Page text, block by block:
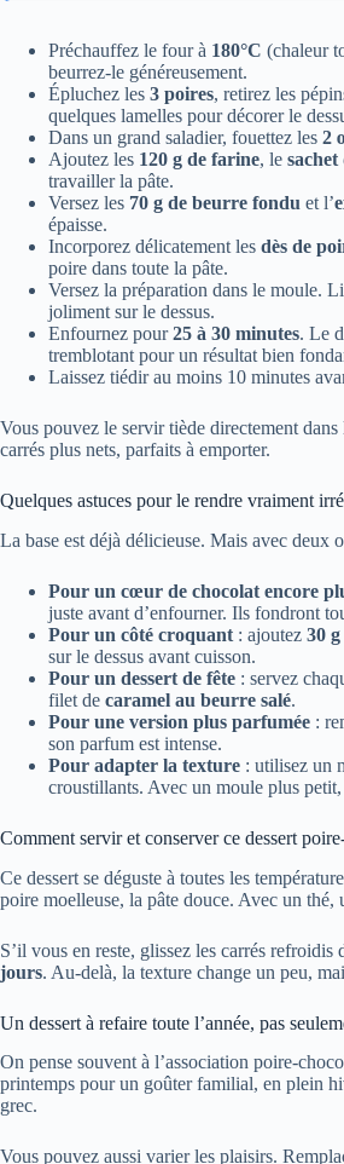
Préchauffez le four à 180°C (chaleur
beurrez-le généreusement.
Épluchez les 3 poires, retirez les
quelques lamelles pour décorer le
Dans un grand saladier, fouettez les 2
Ajoutez les 120 g de farine, le sachet
travailler la pâte.
Versez les 70 g de beurre fondu et l’
épaisse.
Incorporez délicatement les dès de
poire dans toute la pâte.
Versez la préparation dans le moule.
joliment sur le dessus.
Enfournez pour25 à 30 minutes. Le
tremblotant pour un résultat bien
Laissez tiédir au moins 10 minutes
Vous pouvez le servir tiède directement
carrés plus nets, parfaits à emporter.
Quelques astuces pour le rendre vraiment
La base est déjà délicieuse. Mais avec deux
Pour un cœur de chocolat encore
juste avant d’enfourner. Ils fondront
Pour un côté croquant : ajoutez 30 g
sur le dessus avant cuisson.
Pour un dessert de fête : servez
filet de caramel au beurre salé.
Pour une version plus parfumée :
son parfum est intense.
Pour adapter la texture : utilisez un
croustillants. Avec un moule plus petit,
Comment servir et conserver ce dessert
Ce dessert se déguste à toutes les
poire moelleuse, la pâte douce. Avec un
S’il vous en reste, glissez les carrés
jours. Au-delà, la texture change un peu,
Un dessert à refaire toute l’année, pas
On pense souvent à l’association poire-
printemps pour un goûter familial, en plein
grec.
Vous pouvez aussi varier les plaisirs.